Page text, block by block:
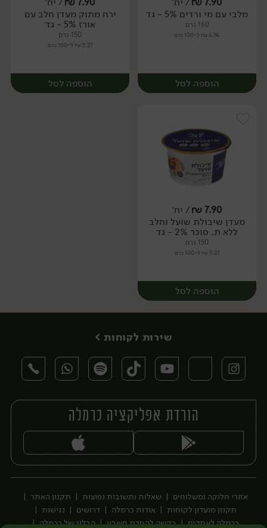
יח׳ יח׳
מלבי עם מי ורדים 5% - גד
160 גרם
4.94 ₪ ל-100 גרם
הוספה לסל
יח׳
ירח מתוק מעדן חלב עם
אורז 5% - גד
150 גרם
5.27 ₪ ל-100 גרם
הוספה לסל
7.90
₪/ יח׳
מעדן שיבולת שועל וחלב
ללא ת. סוכר 2% - גד
150 גרם
5.27 ₪ ל-100 גרם
הוספה לסל
יח׳
שירות לקוחות >
הורדת אפליקציה כרמלה
אזורי חלוקה ומשלוחים שאלות ותשובות נפוצות
תקנון האתר
תקנון מועדון לקוחות
אודות כרמלה דרושים
נגישות
כרמלה לעסקים
בקשה להסרת חשבון הבלוג של כרמלה